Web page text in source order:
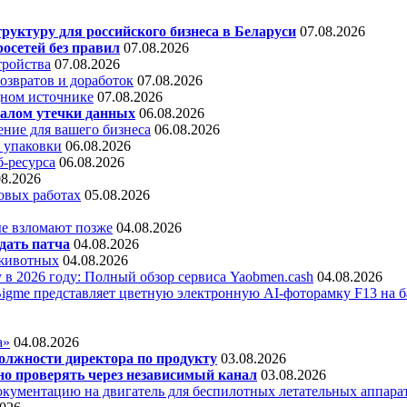
для российского бизнеса в Беларуси 07.08.2026
без правил 07.08.2026
07.08.2026
и доработок 07.08.2026
источнике 07.08.2026
утечки данных 06.08.2026
для вашего бизнеса 06.08.2026
06.08.2026
ресурса 06.08.2026
работах 05.08.2026
взломают позже 04.08.2026
патча 04.08.2026
04.08.2026
2026 году: Полный обзор сервиса Yaobmen.cash 04.08.2026
представляет цветную электронную AI-фоторамку F13 на
04.08.2026
директора по продукту 03.08.2026
проверять через независимый канал 03.08.2026
на двигатель для беспилотных летательных